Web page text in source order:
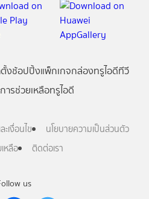
us
งช้อปปิ้งแพ็กเกจกล่องทรูไอดีทีวี
ารช่วยเหลือทรูไอดี
เงื่อนไข
นโยบายความเป็นส่วนตัว
หลือ
ติดต่อเรา